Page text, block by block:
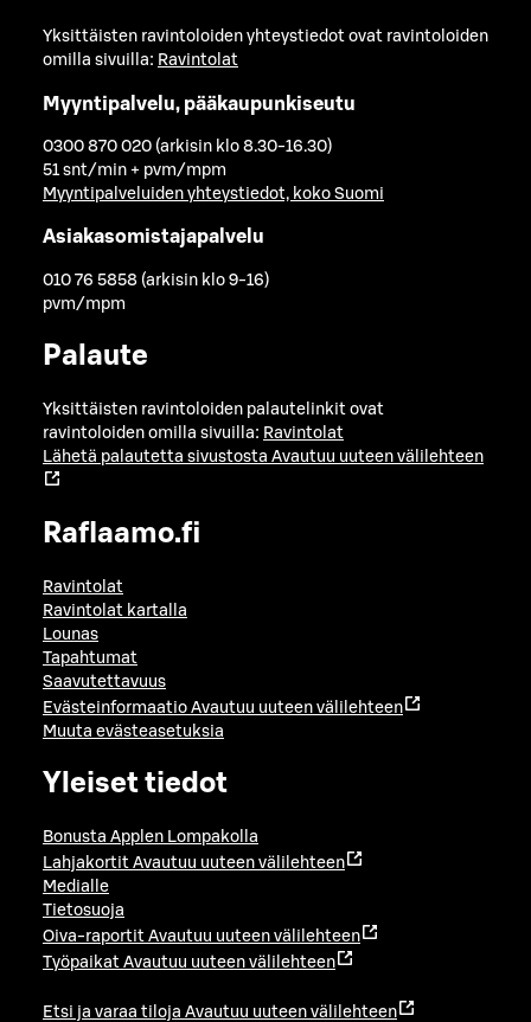
Yksittäisten ravintoloiden yhteystiedot ovat ravintoloiden
omilla sivuilla: Ravintolat
Myyntipalvelu, pääkaupunkiseutu
0300 870 020 (arkisin klo 8.30-16.30)
51 snt/min + pvm/mpm
Myyntipalveluiden yhteystiedot, koko Suomi
Asiakasomistajapalvelu
010 76 5858 (arkisin klo 9-16)
pvm/mpm
Palaute
Yksittäisten ravintoloiden palautelinkit ovat
ravintoloiden omilla sivuilla: Ravintolat
Lähetä palautetta sivustosta Avautuu uuteen välilehteen
Raflaamo.fi
Ravintolat
Ravintolat kartalla
Lounas
Tapahtumat
Saavutettavuus
Evästeinformaatio Avautuu uuteen välilehteen
Muuta evästeasetuksia
Yleiset tiedot
Bonusta Applen Lompakolla
Lahjakortit Avautuu uuteen välilehteen
Medialle
Tietosuoja
Oiva-raportit Avautuu uuteen välilehteen
Työpaikat Avautuu uuteen välilehteen
Etsi ja varaa tiloja Avautuu uuteen välilehteen